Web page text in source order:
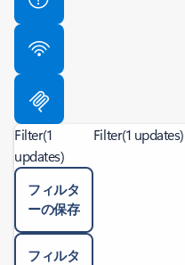
Filter(1
updates)
フィルタ
ーの保存
フィルタ
Filter(1 updates)